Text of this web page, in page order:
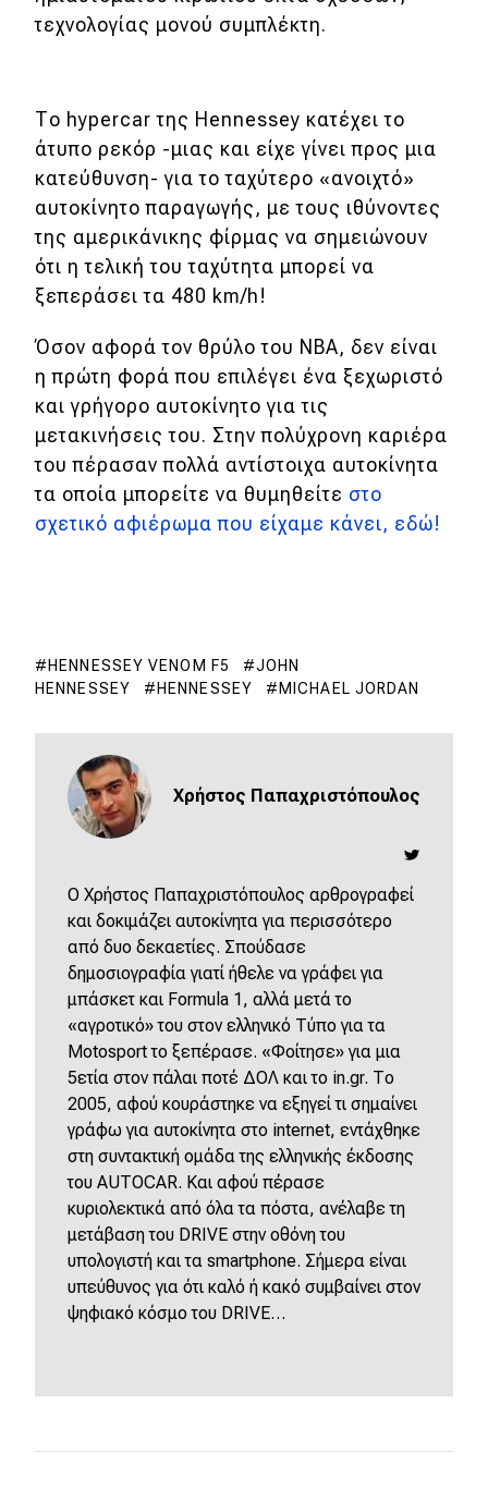
eDRIVE
τεχνολογίας μονού συμπλέκτη.
Το hypercar της Hennessey κατέχει το
άτυπο ρεκόρ -μιας και είχε γίνει προς μια
κατεύθυνση- για το ταχύτερο «ανοιχτό»
αυτοκίνητο παραγωγής, με τους ιθύνοντες
της αμερικάνικης φίρμας να σημειώνουν
ότι η τελική του ταχύτητα μπορεί να
ξεπεράσει τα 480 km/h!
Όσον αφορά τον θρύλο του NBA, δεν είναι
η πρώτη φορά που επιλέγει ένα ξεχωριστό
και γρήγορο αυτοκίνητο για τις
μετακινήσεις του. Στην πολύχρονη καριέρα
του πέρασαν πολλά αντίστοιχα αυτοκίνητα
τα οποία μπορείτε να θυμηθείτε στο
σχετικό αφιέρωμα που είχαμε κάνει, εδώ!
HENNESSEY VENOM F5
JOHN
HENNESSEY
HENNESSEY MICHAEL JORDAN
Χρήστος Παπαχριστόπουλος
O Χρήστος Παπαχριστόπουλος αρθρογραφεί
και δοκιμάζει αυτοκίνητα για περισσότερο
από δυο δεκαετίες. Σπούδασε
δημοσιογραφία γιατί ήθελε να γράφει για
μπάσκετ και Formula 1, αλλά μετά το
«αγροτικό» του στον ελληνικό Τύπο για τα
Motosport το ξεπέρασε. «Φοίτησε» για μια
5ετία στον πάλαι ποτέ ΔΟΛ και το in.gr. Το
2005, αφού κουράστηκε να εξηγεί τι σημαίνει
γράφω για αυτοκίνητα στο internet, εντάχθηκε
στη συντακτική ομάδα της ελληνικής έκδοσης
του AUTOCAR. Και αφού πέρασε
κυριολεκτικά από όλα τα πόστα, ανέλαβε τη
μετάβαση του DRIVE στην οθόνη του
υπολογιστή και τα smartphone. Σήμερα είναι
υπεύθυνος για ότι καλό ή κακό συμβαίνει στον
ψηφιακό κόσμο του DRIVE…